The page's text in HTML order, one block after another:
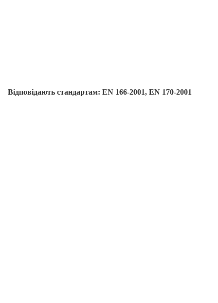
Відповідають стандартам: EN 166-2001, EN 170-2001